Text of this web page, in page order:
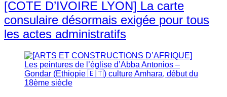
[COTE D’IVOIRE LYON] La carte
consulaire désormais exigée pour tous
les actes administratifs